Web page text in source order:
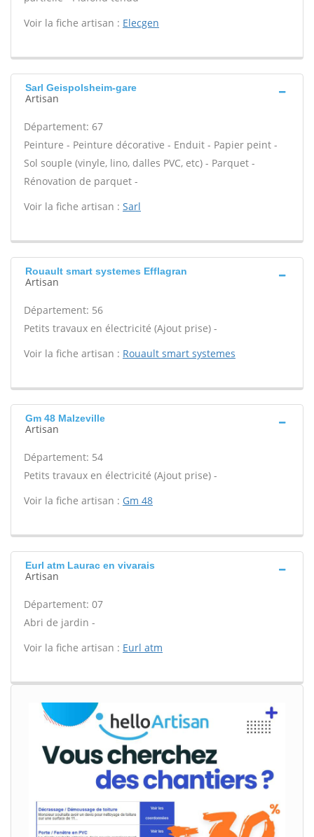
Voir la fiche artisan : Elecgen
Sarl Geispolsheim-gare
Artisan
Département: 67
Peinture - Peinture décorative - Enduit - Papier peint -
Sol souple (vinyle, lino, dalles PVC, etc) - Parquet -
Rénovation de parquet -
Voir la fiche artisan : Sarl
Rouault smart systemes Efflagran
Artisan
Département: 56
Petits travaux en électricité (Ajout prise) -
Voir la fiche artisan : Rouault smart systemes
Gm 48 Malzeville
Artisan
Département: 54
Petits travaux en électricité (Ajout prise) -
Voir la fiche artisan : Gm 48
Eurl atm Laurac en vivarais
Artisan
Département: 07
Abri de jardin -
Voir la fiche artisan : Eurl atm